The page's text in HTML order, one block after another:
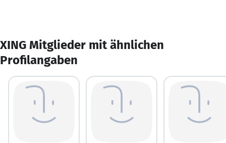
XING Mitglieder mit ähnlichen
Profilangaben